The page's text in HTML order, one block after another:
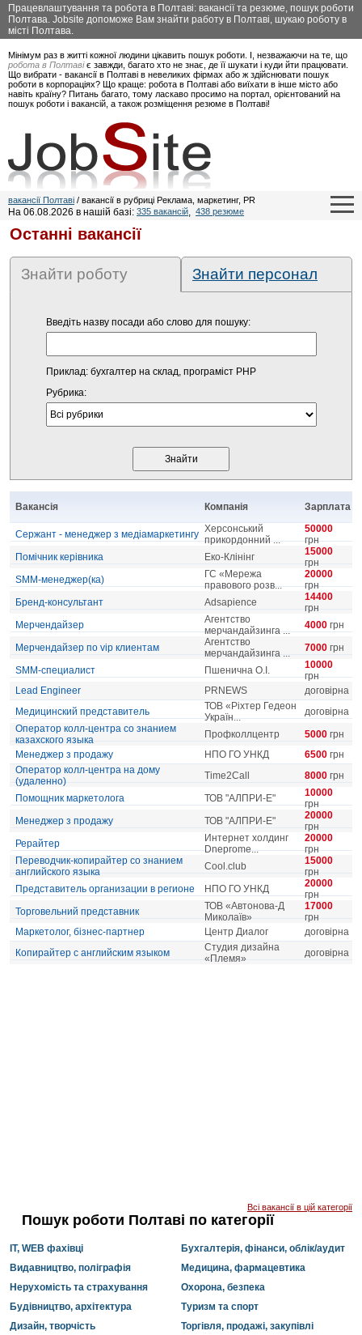
Працевлаштування та робота в Полтаві: вакансії та резюме, пошук роботи
Полтава. Jobsite допоможе Вам знайти работу в Полтаві, шукаю роботу в
місті Полтава.
Мінімум раз в житті кожної людини цікавить пошук роботи. І, незважаючи на те, що
робота в Полтавіє завжди, багато хто не знає, де її шукати і куди йти працювати.
Що вибрати - вакансії в Полтаві в невеликих фірмах або ж здійснювати пошук
роботи в корпораціях? Що краще: робота в Полтаві або виїхати в інше місто або
навіть країну? Питань багато, тому ласкаво просимо на портал, орієнтований на
пошук роботи і вакансій, а також розміщення резюме в Полтаві!
вакансії Полтаві / вакансії в рубриці Реклама, маркетинг, PR
На 06.08.2026 в нашій базі: 335 вакансій, 438 резюме
Останні вакансії
Знайти роботу Знайти персонал
Введіть назву посади або слово для пошуку:
Приклад: бухгалтер на склад, програміст PHP
Рубрика:
Вакансія Компанія Зарплата
Сержант - менеджер з медіамаркетингу Херсонський
прикордонний ...
50000
грн
Помічник керівника
Еко-Клінінг
15000
грн
SMM-менеджер(ка)
ГС «Мережа
правового розв...
20000
грн
Бренд-консультант
Adsapience
14400
грн
Мерчендайзер
Агентство
мерчандайзинга ...
4000 грн
Мерчендайзер по vip клиентам
Агентство
мерчандайзинга ...
7000 грн
SMM-специалист
Пшенична О.І.
10000
грн
Lead Engineer
PRNEWS
договірна
Медицинский представитель
ТОВ «Ріхтер Гедеон
Україн...
договірна
Оператор колл-центра со знанием
казахского языка
Профколлцентр 5000 грн
Менеджер з продажу
НПО ГО УНКД 6500 грн
Оператор колл-центра на дому
(удаленно)
Time2Call 8000 грн
Помощник маркетолога
ТОВ "АЛПРИ-Е"
10000
грн
Менеджер з продажу
ТОВ "АЛПРИ-Е"
20000
грн
Рерайтер
Интернет холдинг
Dneprome...
20000
грн
Переводчик-копирайтер со знанием
английского языка
Сool.club
15000
грн
Представитель организации в регионе
НПО ГО УНКД
20000
грн
Торговельний представник
ТОВ «Автонова-Д
Миколаїв»
17000
грн
Маркетолог, бізнес-партнер
Центр Диалог
договірна
Копирайтер с английским языком
Студия дизайна
«Племя»
договірна
Всі вакансії в цій категорії
Пошук роботи Полтаві по категорії
IT, WEB фахівці
Бухгалтерія, фінанси, облік/аудит
Видавництво, поліграфія
Медицина, фармацевтика
Нерухомість та страхування
Охорона, безпека
Будівництво, архітектура
Туризм та спорт
Дизайн, творчість
Торгівля, продажі, закупівлі